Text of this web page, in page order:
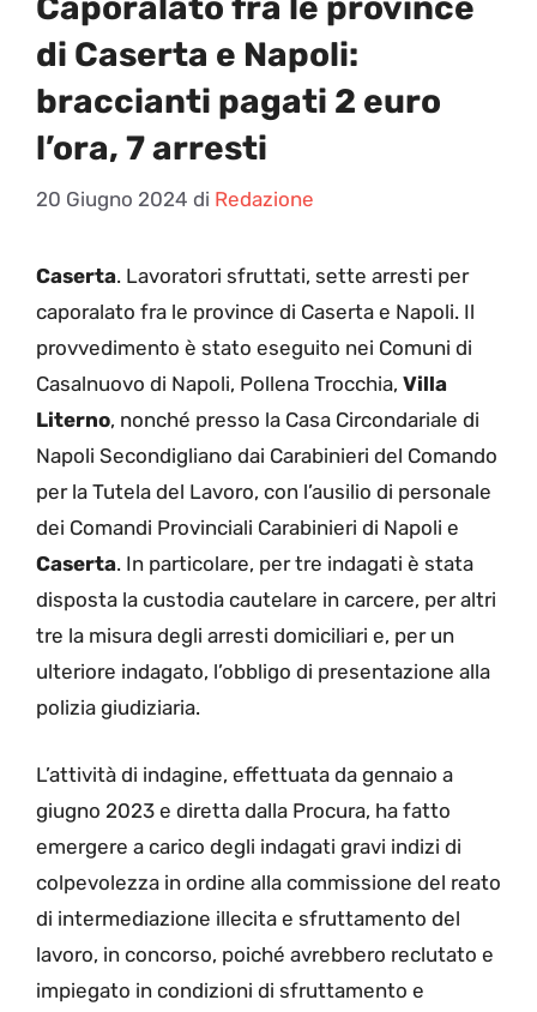
di Caserta e Napoli:
braccianti pagati 2 euro
l’ora, 7 arresti
20 Giugno 2024 di Redazione
Caserta. Lavoratori sfruttati, sette arresti per
caporalato fra le province di Caserta e Napoli. Il
provvedimento è stato eseguito nei Comuni di
Casalnuovo di Napoli, Pollena Trocchia, Villa
Literno, nonché presso la Casa Circondariale di
Napoli Secondigliano dai Carabinieri del Comando
per la Tutela del Lavoro, con l’ausilio di personale
dei Comandi Provinciali Carabinieri di Napoli e
Caserta. In particolare, per tre indagati è stata
disposta la custodia cautelare in carcere, per altri
tre la misura degli arresti domiciliari e, per un
ulteriore indagato, l’obbligo di presentazione alla
polizia giudiziaria.
L’attività di indagine, effettuata da gennaio a
giugno 2023 e diretta dalla Procura, ha fatto
emergere a carico degli indagati gravi indizi di
colpevolezza in ordine alla commissione del reato
di intermediazione illecita e sfruttamento del
lavoro, in concorso, poiché avrebbero reclutato e
impiegato in condizioni di sfruttamento e